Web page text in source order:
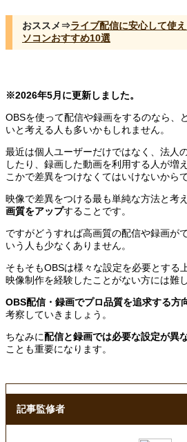
おススメ⇒ライブ配信に安心して使
ソコンおすすめ10選
※2026年5月に更新しました。
OBSを使って配信や録画をするのなら、
いと考える人も多いかもしれません。
最近は個人ユーザーだけではなく、法人
したり、録画した動画を利用する人が増
こかで差異をつけなくてはいけないからで
映像で差異をつける最も単純な方法と考
画質をアップすることです。
ですがどうすれば高画質の配信や録画が
いう人も少なくありません。
そもそもOBSは様々な設定を必要とする
映像制作を経験したことがない方には難
OBS配信・録画でプロ品質を追求する方
考察していきましょう。
ちなみに配信と録画では必要な設定が異
ことも重要になります。
記事監修者